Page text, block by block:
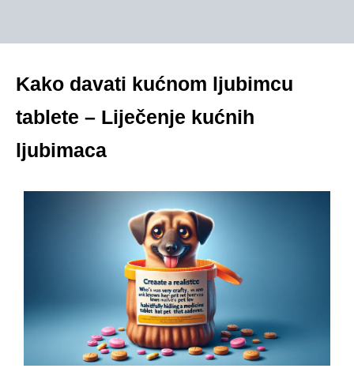
Kako davati kućnom ljubimcu
tablete – Liječenje kućnih
ljubimaca